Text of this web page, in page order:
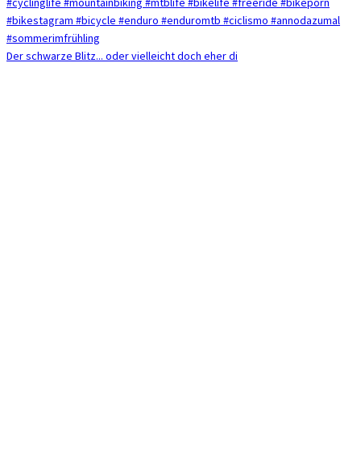
Der schwarze Blitz... oder vielleicht doch eher di